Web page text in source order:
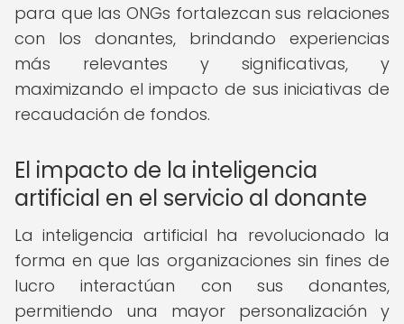
para que las ONGs fortalezcan sus relaciones
con los donantes, brindando experiencias
más relevantes y significativas, y
maximizando el impacto de sus iniciativas de
recaudación de fondos.
El impacto de la inteligencia
artificial en el servicio al donante
La inteligencia artificial ha revolucionado la
forma en que las organizaciones sin fines de
lucro interactúan con sus donantes,
permitiendo una mayor personalización y